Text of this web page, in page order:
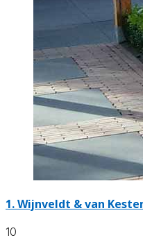
1.Wijnveldt & van
10